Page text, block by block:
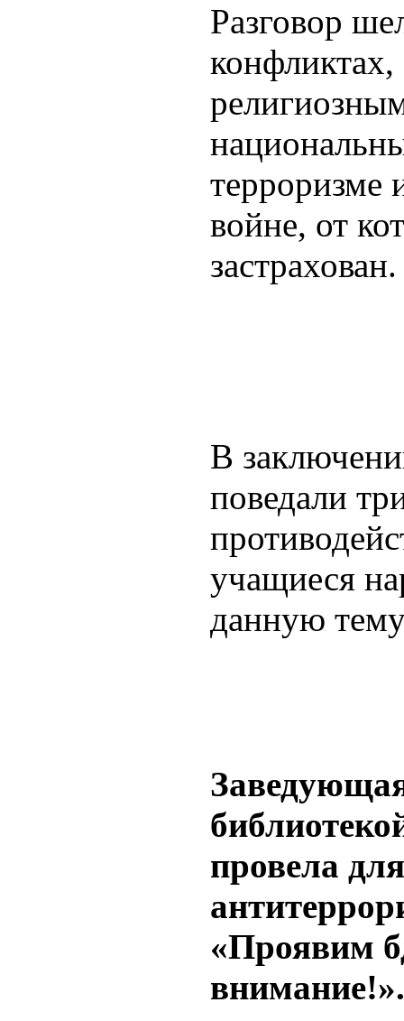
Разговор
конфликтах,
терроризме
войне, от
застрахован.
В
поведали
учащиеся
данную
провела
«Проявим
внимание!».